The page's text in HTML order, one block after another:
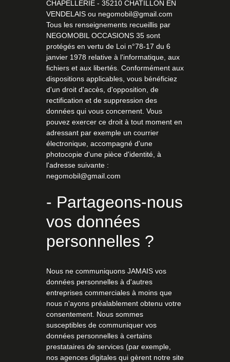
CHAPELLERIE - 35210 CHATILLON EN
VENDELAIS ou negomobil@gmail.com
Tous les renseignements recueillis par
NEGOMOBIL OCCASIONS 35 sont
protégés en vertu de Loi n°78-17 du 6
janvier 1978 relative à l'informatique, aux
fichiers et aux libertés. Conformément aux
dispositions applicables, vous bénéficiez
d'un droit d'accès, d'opposition, de
rectification et de suppression des
données qui vous concernent. Vous
pouvez exercer ce droit à tout moment en
adressant par exemple un courrier
électronique, accompagné d'une
photocopie d'une pièce d'identité, à
l'adresse suivante :
negomobil@gmail.com
- Partageons-nous
vos données
personnelles ?
Nous ne communiquons JAMAIS vos
données personnelles à d'autres
entreprises commerciales à moins que
nous n'ayons préalablement obtenu votre
consentement. Nous sommes
susceptibles de communiquer vos
données personnelles à certains
prestataires de services (par exemple,
nos agences digitales qui gèrent notre site